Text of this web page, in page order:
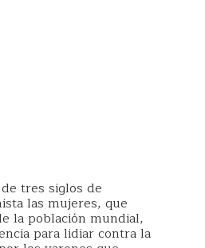
tres siglos de
las mujeres, que
la población mundial,
para lidiar contra la